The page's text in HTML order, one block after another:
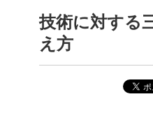
技術に対する
え方